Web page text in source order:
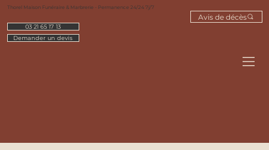
Avis de décès
Thorel Maison Funéraire & Marbrerie - Permanence 24/24 7j/7
03 21 65 17 13
Demander un devis